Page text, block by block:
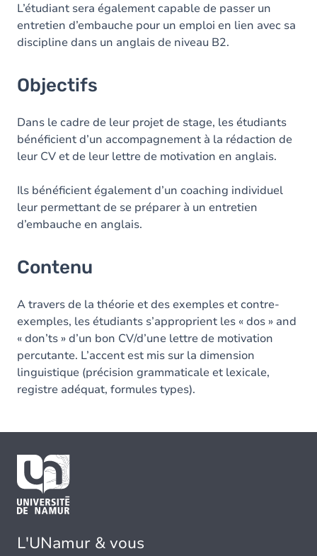
L’étudiant sera également capable de passer un
entretien d’embauche pour un emploi en lien avec sa
discipline dans un anglais de niveau B2.
Objectifs
Dans le cadre de leur projet de stage, les étudiants
bénéficient d’un accompagnement à la rédaction de
leur CV et de leur lettre de motivation en anglais.
Ils bénéficient également d’un coaching individuel
leur permettant de se préparer à un entretien
d’embauche en anglais.
Contenu
A travers de la théorie et des exemples et contre-
exemples, les étudiants s’approprient les « dos » and
« don’ts » d’un bon CV/d’une lettre de motivation
percutante. L’accent est mis sur la dimension
linguistique (précision grammaticale et lexicale,
registre adéquat, formules types).
L'UNamur & vous